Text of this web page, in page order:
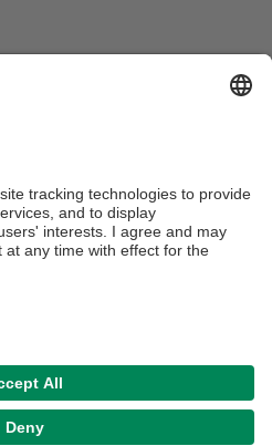
Modulen
im Rahmen der
aus dem bisherigen